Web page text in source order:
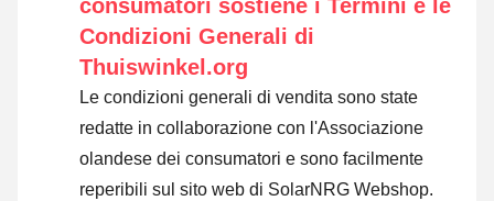
consumatori sostiene i Termini e le
Condizioni Generali di
Thuiswinkel.org
Le condizioni generali di vendita sono state
redatte in collaborazione con l'Associazione
olandese dei consumatori e sono facilmente
reperibili sul sito web di SolarNRG Webshop.